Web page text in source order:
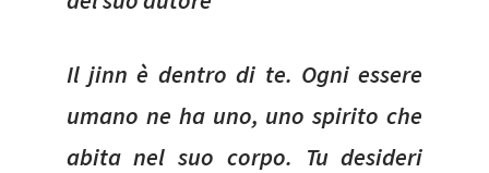
Il jinn è dentro di te. Ogni essere
umano ne ha uno, uno spirito che
abita nel suo corpo. Tu desideri